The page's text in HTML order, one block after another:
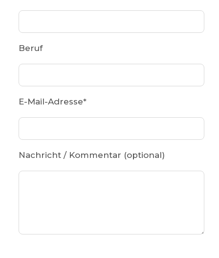
Beruf
E-Mail-Adresse*
Nachricht / Kommentar (optional)